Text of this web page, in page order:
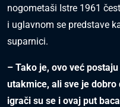
nogometaši Istre 1961
i uglavnom se predstave
suparnici.
– Tako je, ovo već postaju
utakmice, ali sve je dobro
igrači su se i ovaj put